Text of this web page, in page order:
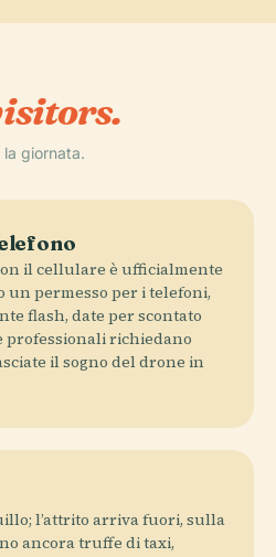
giornata.
il cellulare è ufficialmente
un permesso per i telefoni,
flash, date per scontato
professionali richiedano
il sogno del drone in
l’attrito arriva fuori, sulla
ancora truffe di taxi,